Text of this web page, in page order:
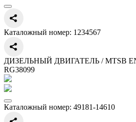
Каталожный номер: 1234567
ДИЗЕЛЬНЫЙ ДВИГАТЕЛЬ / MTSB
RG38099
Каталожный номер: 49181-14610